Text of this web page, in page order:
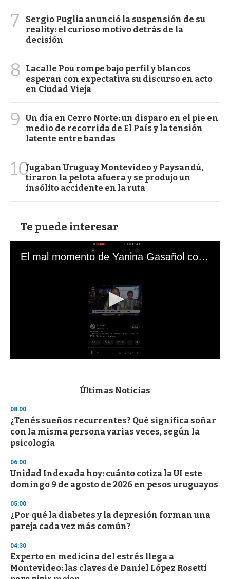
7
Sergio Puglia anunció la suspensión de su
reality: el curioso motivo detrás de la
decisión
8
Lacalle Pou rompe bajo perfil y blancos
esperan con expectativa su discurso en acto
en Ciudad Vieja
9
Un día en Cerro Norte: un disparo en el pie en
medio de recorrida de El País y la tensión
latente entre bandas
10Jugaban Uruguay Montevideo y Paysandú,
tiraron la pelota afuera y se produjo un
insólito accidente en la ruta
Te puede interesar
El mal momento de Yanina Gasañol con un hincha argentino en "Subrayado"
s
d
s
o
f
3
s
e
c
o
d
Últimas Noticias
08:00
¿Tenés sueños recurrentes? Qué significa soñar
con la misma persona varias veces, según la
psicología
06:00
Unidad Indexada hoy: cuánto cotiza la UI este
domingo 9 de agosto de 2026 en pesos uruguayos
05:00
¿Por qué la diabetes y la depresión forman una
pareja cada vez más común?
04:30
Experto en medicina del estrés llega a
Montevideo: las claves de Daniel López Rosetti